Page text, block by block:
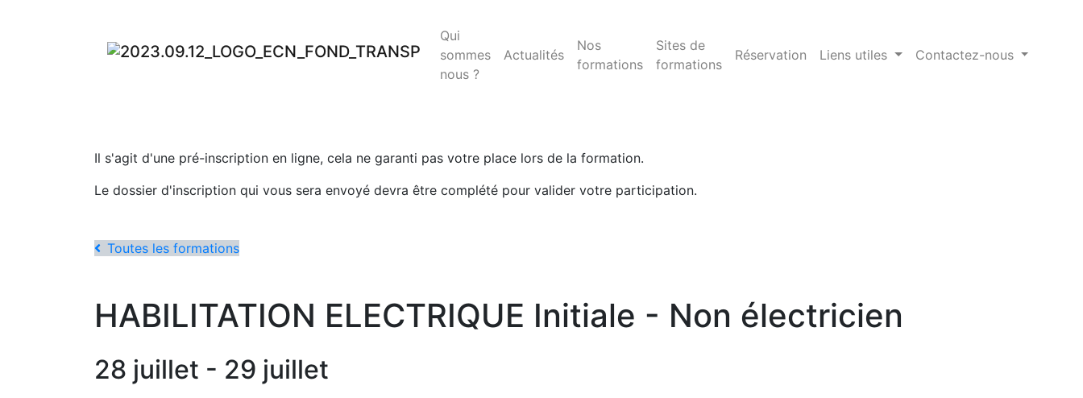
Qui
sommes
nous ?
Actualités
Nos
formations
Sites de
formations
Réservation Liens utiles Contactez-nous
Il s'agit d'une pré-inscription en ligne, cela ne garanti pas votre place lors de la formation.
Le dossier d'inscription qui vous sera envoyé devra être complété pour valider votre participation.
Toutes les formations
HABILITATION ELECTRIQUE Initiale - Non électricien
28 juillet - 29 juillet